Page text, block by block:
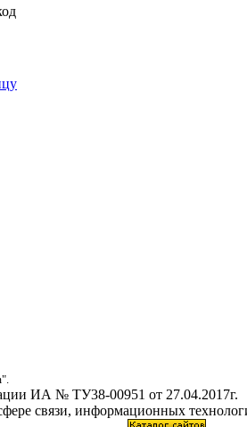
ИА № ТУ38-00951 от 27.04.2017г.
связи, информационных